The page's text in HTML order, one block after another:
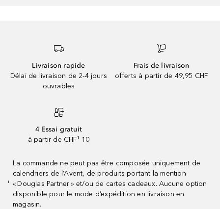
Livraison rapide
Délai de livraison de 2-4 jours
ouvrables
Frais de livraison
offerts à partir de 49,95 CHF
4 Essai gratuit
à partir de CHF¹ 10
¹
La commande ne peut pas être composée uniquement de
calendriers de l’Avent, de produits portant la mention
« Douglas Partner » et/ou de cartes cadeaux. Aucune option
disponible pour le mode d’expédition en livraison en
magasin.